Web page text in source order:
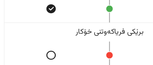
برێکی فریاکەوتنی خۆکار